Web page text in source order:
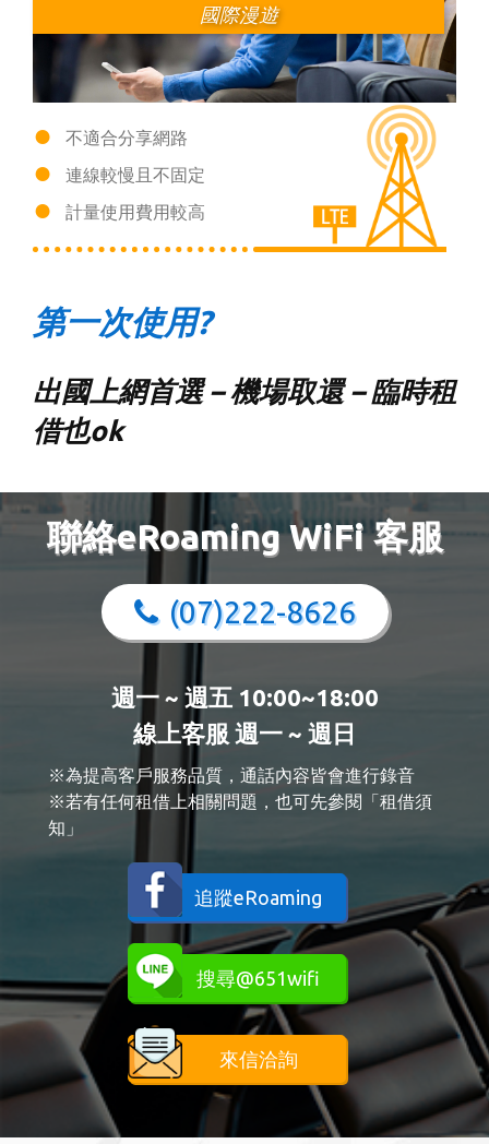
國際漫遊
不適合分享網路
連線較慢且不固定
計量使用費用較高
第一次使用?
出國上網首選 – 機場取還 – 臨時租
借也ok
聯絡eRoaming WiFi 客服
(07)222-8626
週一 ~ 週五 10:00~18:00
線上客服 週一 ~ 週日
※為提高客戶服務品質，通話內容皆會進行錄音
※若有任何租借上相關問題，也可先參閱「租借須
知」
追蹤eRoaming
搜尋@651wifi
來信洽詢